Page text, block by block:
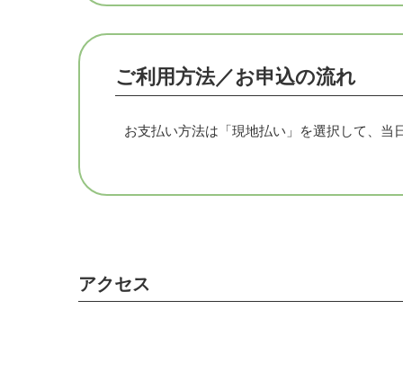
ご利用方法／お申込の流れ
お支払い方法は「現地払い」を選択して、当
アクセス